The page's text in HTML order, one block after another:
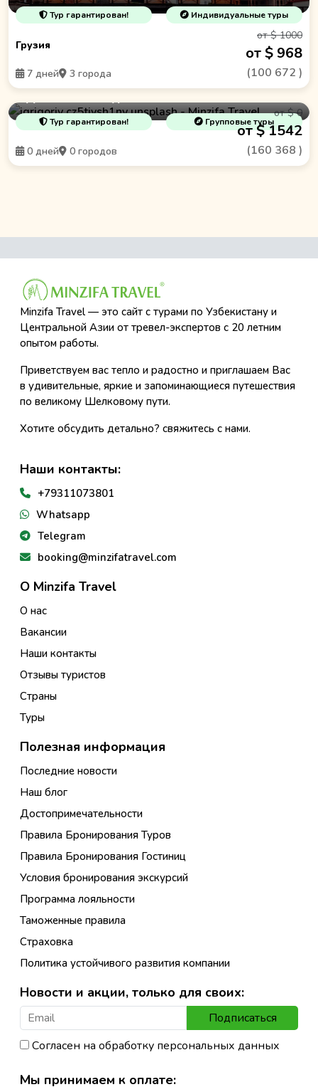
Тур гарантирован! Индивидуальные туры
Грузия
7 дней 3 города
от $ 1000
от $ 968
(100 672 )
Тур гарантирован! Групповые туры
0 дней 0 городов
от $ 0
от $ 1542
(160 368 )
Minzifa Travel — это сайт с турами по Узбекистану и
Центральной Азии от тревел-экспертов с 20 летним
опытом работы.
Приветствуем вас тепло и радостно и приглашаем Вас
в удивительные, яркие и запоминающиеся путешествия
по великому Шелковому пути.
Хотите обсудить детально? свяжитесь с нами.
Наши контакты:
+79311073801
Whatsapp
Telegram
booking@minzifatravel.com
О Minzifa Travel
О нас
Вакансии
Наши контакты
Отзывы туристов
Страны
Туры
Полезная информация
Последние новости
Наш блог
Достопримечательности
Правила Бронирования Туров
Правила Бронирования Гостиниц
Условия бронирования экскурсий
Программа лояльности
Таможенные правила
Страховка
Политика устойчивого развития компании
Новости и акции, только для своих:
Подписаться
Согласен на обработку персональных данных
Мы принимаем к оплате: